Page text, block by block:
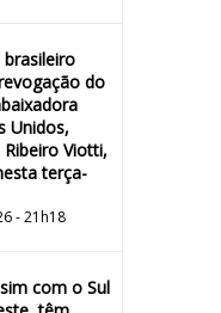
do
Unidos,
Viotti,
terça-
- 21h18
com o Sul